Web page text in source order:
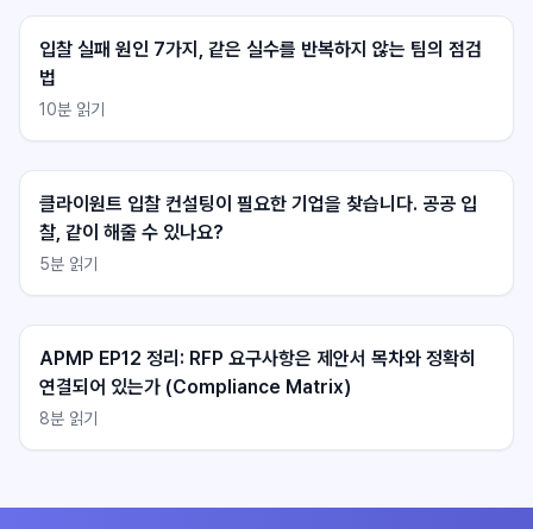
입찰 실패 원인 7가지, 같은 실수를 반복하지 않는 팀의 점검
법
10분 읽기
클라이원트 입찰 컨설팅이 필요한 기업을 찾습니다. 공공 입
찰, 같이 해줄 수 있나요?
5분 읽기
APMP EP12 정리: RFP 요구사항은 제안서 목차와 정확히
연결되어 있는가 (Compliance Matrix)
8분 읽기